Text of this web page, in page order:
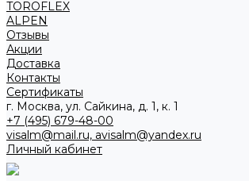
TOROFLEX
ALPEN
Отзывы
Акции
Доставка
Контакты
Сертификаты
г. Москва, ул. Сайкина, д. 1, к. 1
+7 (495) 679-48-00
visalm@mail.ru, avisalm@yandex.ru
Личный кабинет